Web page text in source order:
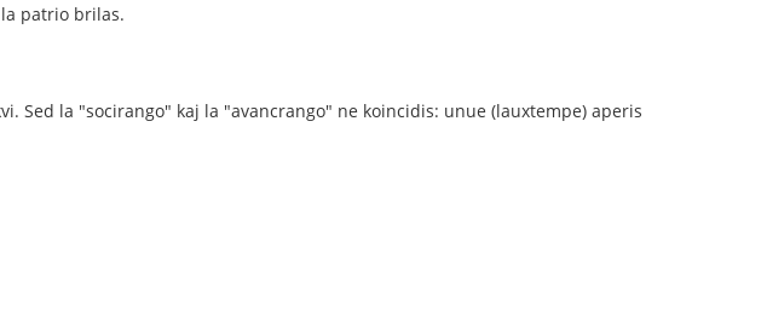
patrio brilas.
Sed la "socirango" kaj la "avancrango" ne koincidis: unue (lauxtempe) aperis